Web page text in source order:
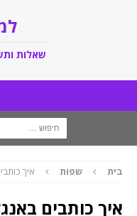
שאלות
בית שפות איך
איך כותבים